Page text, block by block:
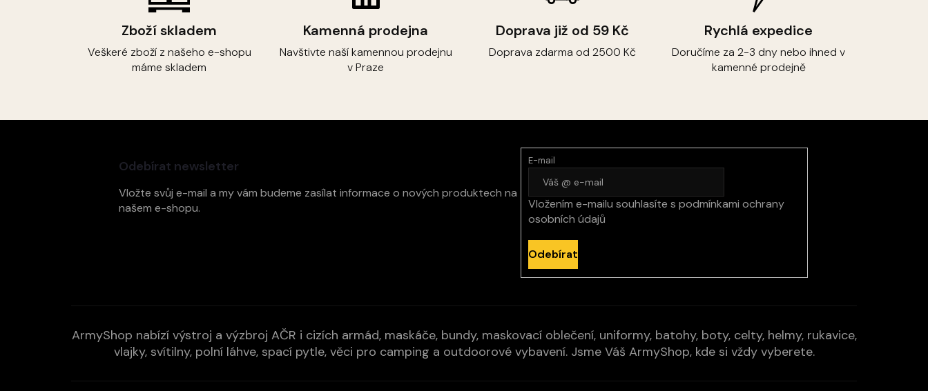
Zboží skladem
Veškeré zboží z našeho e-shopu
máme skladem
Kamenná prodejna
Navštivte naší kamennou prodejnu
v Praze
Doprava již od 59 Kč
Doprava zdarma od 2500 Kč
Rychlá expedice
Doručíme za 2-3 dny nebo ihned v
kamenné prodejně
Odebírat newsletter
Vložte svůj e-mail a my vám budeme zasílat informace o nových produktech na
našem e-shopu.
E-mail
Vložením e-mailu souhlasíte s podmínkami ochrany
osobních údajů
Odebírat
ArmyShop nabízí výstroj a výzbroj AČR i cizích armád, maskáče, bundy, maskovací oblečení, uniformy, batohy, boty, celty, helmy, rukavice,
vlajky, svítilny, polní láhve, spací pytle, věci pro camping a outdoorové vybavení. Jsme Váš ArmyShop, kde si vždy vyberete.